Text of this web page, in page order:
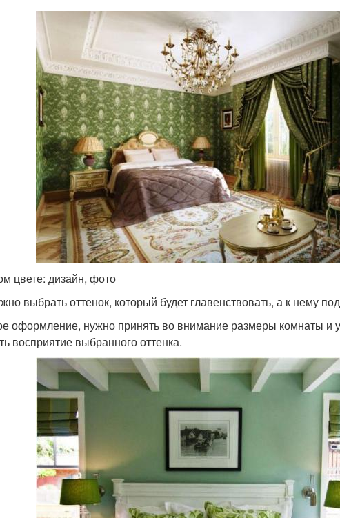
цвете: дизайн, фото
выбрать оттенок, который будет главенствовать, а к нему
оформление, нужно принять во внимание размеры комнаты и
восприятие выбранного оттенка.